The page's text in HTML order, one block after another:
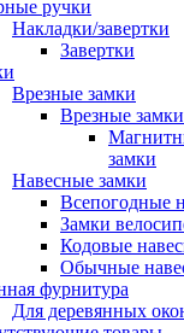
ручки
Накладки/завертки
Завертки
Врезные замки
Врезные
замки
Навесные замки
Всепогодные
Замки
Кодовые
Обычные
фурнитура
Для деревянных